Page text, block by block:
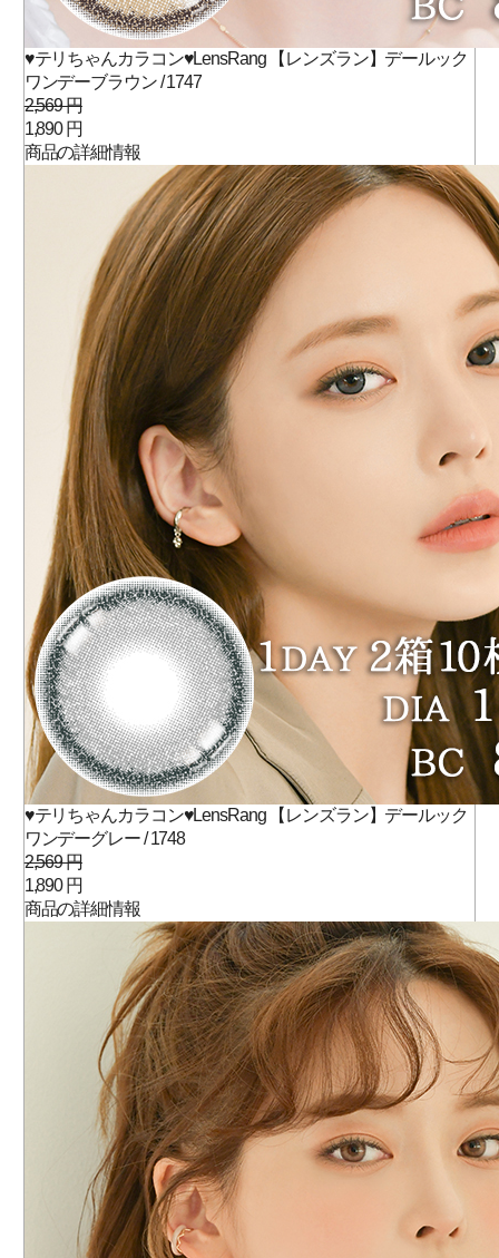
♥テリちゃんカラコン♥LensRang 【レンズラン】デールック
ワンデーブラウン / 1747
2,569 円
1,890 円
商品の詳細情報
♥テリちゃんカラコン♥LensRang 【レンズラン】デールック
ワンデーグレー / 1748
2,569 円
1,890 円
商品の詳細情報